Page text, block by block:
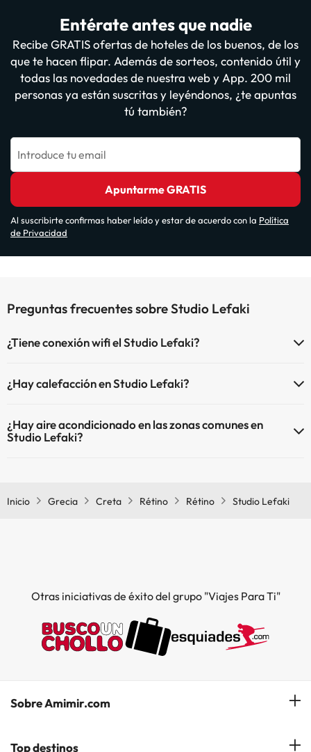
Entérate antes que nadie
Recibe GRATIS ofertas de hoteles de los buenos, de los
que te hacen flipar. Además de sorteos, contenido útil y
todas las novedades de nuestra web y App. 200 mil
personas ya están suscritas y leyéndonos, ¿te apuntas
tú también?
Introduce tu email
Apuntarme GRATIS
Al suscribirte confirmas haber leído y estar de acuerdo con la Política
de Privacidad
Preguntas frecuentes sobre Studio Lefaki
¿Tiene conexión wifi el Studio Lefaki?
¿Hay calefacción en Studio Lefaki?
¿Hay aire acondicionado en las zonas comunes en
Studio Lefaki?
Inicio Grecia Creta Rétino Rétino Studio Lefaki
Otras iniciativas de éxito del grupo "Viajes Para Ti"
Sobre Amimir.com
¿Quiénes somos?
Top destinos